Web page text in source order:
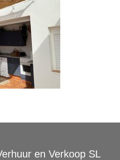
en Verkoop SL